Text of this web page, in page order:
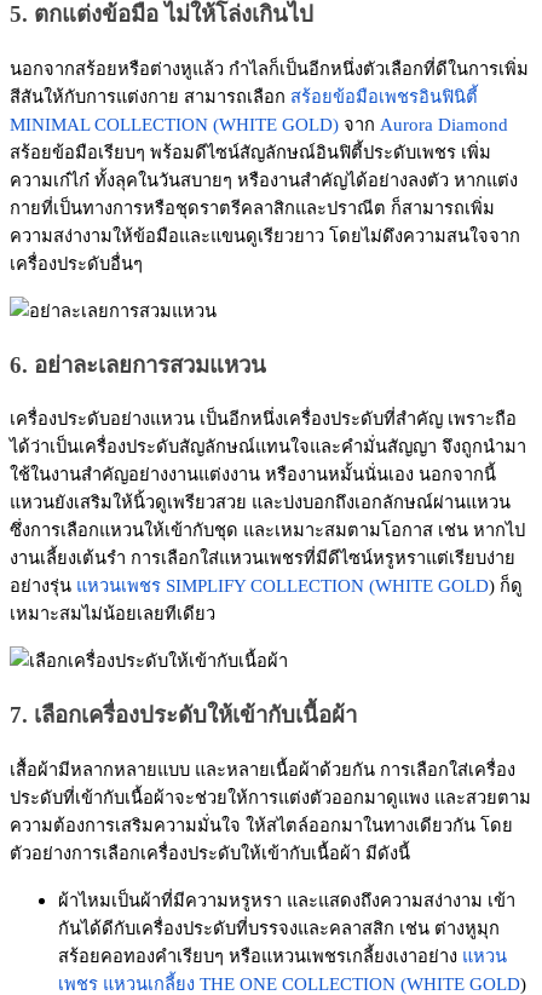
5. ตกแต่งข้อมือ ไม่ให้โล่งเกินไป
นอกจากสร้อยหรือต่างหูแล้ว กำไลก็เป็นอีกหนึ่งตัวเลือกที่ดีในการเพิ่ม
สีสันให้กับการแต่งกาย สามารถเลือก สร้อยข้อมือเพชรอินฟินิตี้
MINIMAL COLLECTION (WHITE GOLD) จาก Aurora Diamond
สร้อยข้อมือเรียบๆ พร้อมดีไซน์สัญลักษณ์อินฟิตี้ประดับเพชร เพิ่ม
ความเก๋ไก๋ ทั้งลุคในวันสบายๆ หรืองานสำคัญได้อย่างลงตัว หากแต่ง
กายที่เป็นทางการหรือชุดราตรีคลาสิกและปราณีต ก็สามารถเพิ่ม
ความสง่างามให้ข้อมือและแขนดูเรียวยาว โดยไม่ดึงความสนใจจาก
เครื่องประดับอื่นๆ
6. อย่าละเลยการสวมแหวน
เครื่องประดับอย่างแหวน เป็นอีกหนึ่งเครื่องประดับที่สำคัญ เพราะถือ
ได้ว่าเป็นเครื่องประดับสัญลักษณ์แทนใจและคำมั่นสัญญา จึงถูกนำมา
ใช้ในงานสำคัญอย่างงานแต่งงาน หรืองานหมั้นนั่นเอง นอกจากนี้
แหวนยังเสริมให้นิ้วดูเพรียวสวย และบ่งบอกถึงเอกลักษณ์ผ่านแหวน
ซึ่งการเลือกแหวนให้เข้ากับชุด และเหมาะสมตามโอกาส เช่น หากไป
งานเลี้ยงเต้นรำ การเลือกใส่แหวนเพชรที่มีดีไซน์หรูหราแต่เรียบง่าย
อย่างรุ่น แหวนเพชร SIMPLIFY COLLECTION (WHITE GOLD) ก็ดู
เหมาะสมไม่น้อยเลยทีเดียว
7. เลือกเครื่องประดับให้เข้ากับเนื้อผ้า
เสื้อผ้ามีหลากหลายแบบ และหลายเนื้อผ้าด้วยกัน การเลือกใส่เครื่อง
ประดับที่เข้ากับเนื้อผ้าจะช่วยให้การแต่งตัวออกมาดูแพง และสวยตาม
ความต้องการเสริมความมั่นใจ ให้สไตล์ออกมาในทางเดียวกัน โดย
ตัวอย่างการเลือกเครื่องประดับให้เข้ากับเนื้อผ้า มีดังนี้
ผ้าไหมเป็นผ้าที่มีความหรูหรา และแสดงถึงความสง่างาม เข้า
กันได้ดีกับเครื่องประดับที่บรรจงและคลาสสิก เช่น ต่างหูมุก
สร้อยคอทองคำเรียบๆ หรือแหวนเพชรเกลี้ยงเงาอย่าง แหวน
เพชร แหวนเกลี้ยง THE ONE COLLECTION (WHITE GOLD)